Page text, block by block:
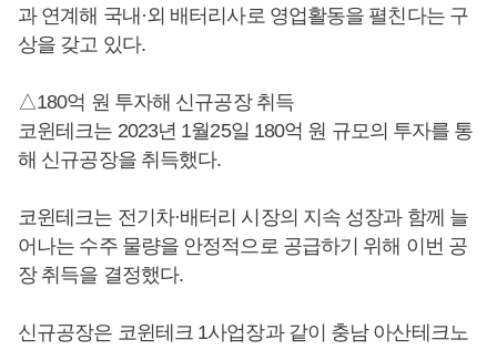
과 연계해 국내·외 배터리사로 영업활동을 펼친다는 구
상을 갖고 있다.
△180억 원 투자해 신규공장 취득
코윈테크는 2023년 1월25일 180억 원 규모의 투자를 통
해 신규공장을 취득했다.
코윈테크는 전기차·배터리 시장의 지속 성장과 함께 늘
어나는 수주 물량을 안정적으로 공급하기 위해 이번 공
장 취득을 결정했다.
신규공장은 코윈테크 1사업장과 같이 충남 아산테크노